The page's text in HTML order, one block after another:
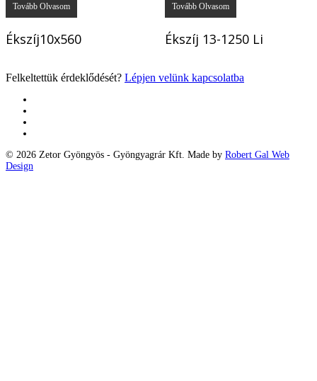
Tovább Olvasom
Ékszíj10x560
Tovább Olvasom
Ékszíj 13-1250 Li
Felkeltettük érdeklődését? Lépjen velünk kapcsolatba
© 2026 Zetor Gyöngyös - Gyöngyagrár Kft. Made by Robert Gal Web
Design